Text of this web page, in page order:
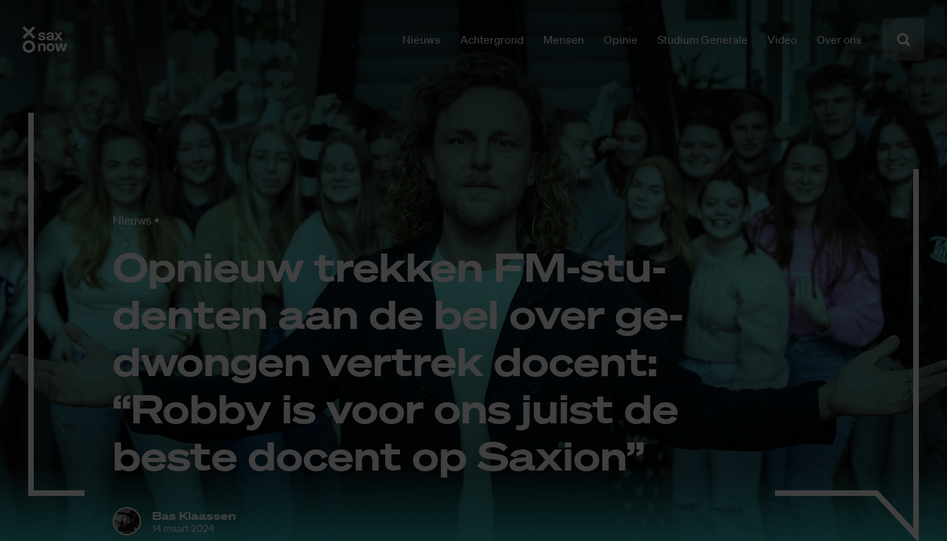
Nieuws Achtergrond Mensen Opinie Studium Generale Video Over ons
Nieuws
Op­nieuw trek­ken FM-stu­
den­ten aan de bel over ge­
dwon­gen ver­trek do­cent:
“Rob­by is voor ons juist de
bes­te do­cent op Saxi­on”
Bas Klaassen
14 maart 2024